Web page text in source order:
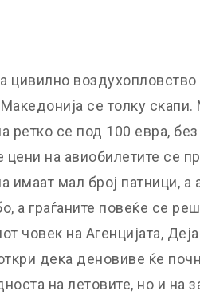
цивилно
се толку
ретко се под 100 евра,
на авиобилетите се
имаат мал број патници, а
а граѓаните повеќе се
човек на Агенцијата,
дека деновиве ќе
на летовите, но и на